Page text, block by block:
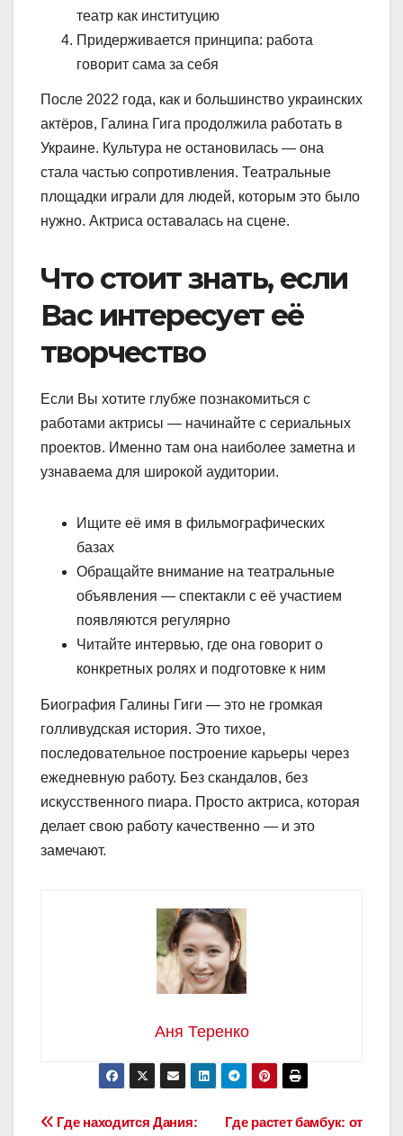
театр как институцию
Придерживается принципа: работа
говорит сама за себя
После 2022 года, как и большинство украинских
актёров, Галина Гига продолжила работать в
Украине. Культура не остановилась — она
стала частью сопротивления. Театральные
площадки играли для людей, которым это было
нужно. Актриса оставалась на сцене.
Что стоит знать, если
Вас интересует её
творчество
Если Вы хотите глубже познакомиться с
работами актрисы — начинайте с сериальных
проектов. Именно там она наиболее заметна и
узнаваема для широкой аудитории.
Ищите её имя в фильмографических
базах
Обращайте внимание на театральные
объявления — спектакли с её участием
появляются регулярно
Читайте интервью, где она говорит о
конкретных ролях и подготовке к ним
Биография Галины Гиги — это не громкая
голливудская история. Это тихое,
последовательное построение карьеры через
ежедневную работу. Без скандалов, без
искусственного пиара. Просто актриса, которая
делает свою работу качественно — и это
замечают.
Аня Теренко
Навигация
Где растет бамбук: от
Где находится Дания: